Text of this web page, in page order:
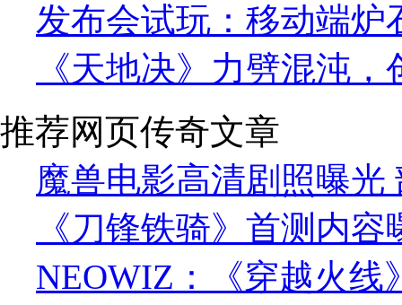
发布会试玩：移动端炉
《天地决》力劈混沌
推荐网页传奇文章
魔兽电影高清剧照曝
《刀锋铁骑》首测内
NEOWIZ：《穿越火线